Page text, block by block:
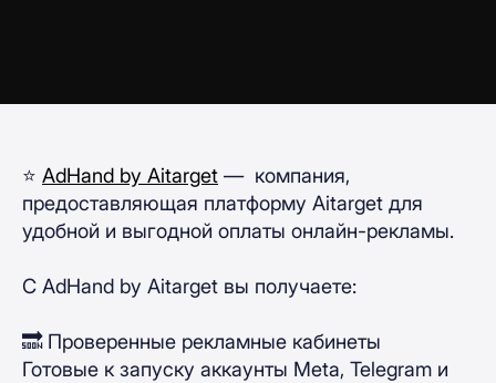
⭐ AdHand by Aitarget — компания,
предоставляющая платформу Aitarget для
удобной и выгодной оплаты онлайн-рекламы.
С AdHand by Aitarget вы получаете:
🔜 Проверенные рекламные кабинеты
Готовые к запуску аккаунты Meta, Telegram и